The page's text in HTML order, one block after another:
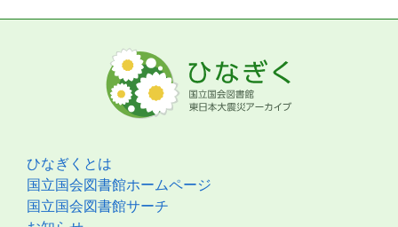
ひなぎくとは
国立国会図書館ホームページ
国立国会図書館サーチ